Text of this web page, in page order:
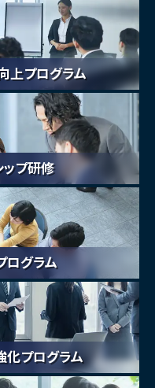
上プログラム
プ研修
ログラム
化プログラム